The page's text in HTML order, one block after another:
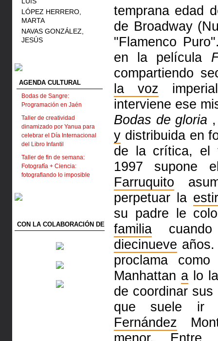
LÓPEZ HERRERO,
MARTA
NAVAS GONZÁLEZ,
JESÚS
AGENDA CULTURAL
Bodas de Sangre:
Programación en Jaén
Taller de creatividad
dinamizado por Yanua para
celebrar el Día Internacional
del Libro Infantil
Taller de fin de semana:
Fotografía + Ciencia:
fotografiando lo imposible
CON LA COLABORACIÓN DE
temprana edad
de Broadway
"Flamenco
en la película
compartiendo
la voz
interviene ese
Bodas de gloria
y distribuida en
de la crítica, el
1997 supone
Farruquito
perpetuar la
su padre le
familia
diecinueve
proclama
Manhattan a lo
de coordinar
que suele ir
Fernández
menor. Entre